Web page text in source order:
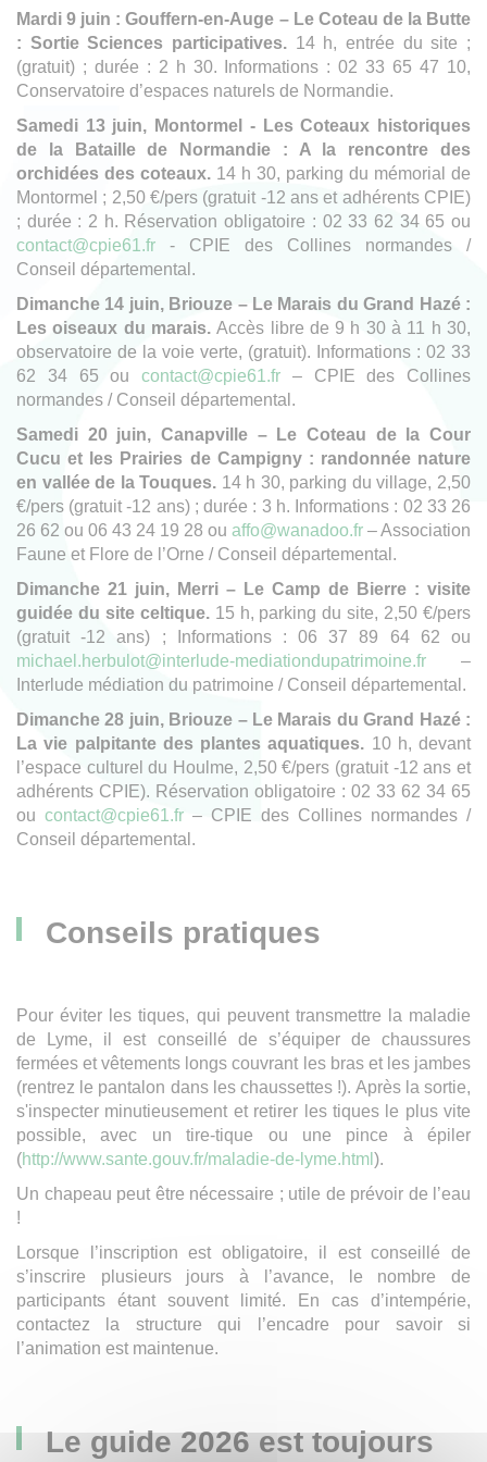
Mardi 9 juin : Gouffern-en-Auge – Le Coteau de la Butte
: Sortie Sciences participatives. 14 h, entrée du site ;
(gratuit) ; durée : 2 h 30. Informations : 02 33 65 47 10,
Conservatoire d’espaces naturels de Normandie.
Samedi 13 juin, Montormel - Les Coteaux historiques
de la Bataille de Normandie : A la rencontre des
orchidées des coteaux. 14 h 30, parking du mémorial de
Montormel ; 2,50 €/pers (gratuit -12 ans et adhérents CPIE)
; durée : 2 h. Réservation obligatoire : 02 33 62 34 65 ou
contact@cpie61.fr - CPIE des Collines normandes /
Conseil départemental.
Dimanche 14 juin, Briouze – Le Marais du Grand Hazé :
Les oiseaux du marais.Accès libre de 9 h 30 à 11 h 30,
observatoire de la voie verte, (gratuit). Informations : 02 33
62 34 65 ou contact@cpie61.fr – CPIE des Collines
normandes / Conseil départemental.
Samedi 20 juin, Canapville – Le Coteau de la Cour
Cucu et les Prairies de Campigny : randonnée nature
en vallée de la Touques. 14 h 30, parking du village, 2,50
€/pers (gratuit -12 ans) ; durée : 3 h. Informations : 02 33 26
26 62 ou 06 43 24 19 28 ou affo@wanadoo.fr – Association
Faune et Flore de l’Orne / Conseil départemental.
Dimanche 21 juin, Merri – Le Camp de Bierre : visite
guidée du site celtique.15 h, parking du site, 2,50 €/pers
(gratuit -12 ans) ; Informations : 06 37 89 64 62 ou
michael.herbulot@interlude-mediationdupatrimoine.fr –
Interlude médiation du patrimoine / Conseil départemental.
Dimanche 28 juin, Briouze – Le Marais du Grand Hazé :
La vie palpitante des plantes aquatiques. 10 h, devant
l’espace culturel du Houlme, 2,50 €/pers (gratuit -12 ans et
adhérents CPIE). Réservation obligatoire : 02 33 62 34 65
ou contact@cpie61.fr – CPIE des Collines normandes /
Conseil départemental.
Conseils pratiques
Pour éviter les tiques, qui peuvent transmettre la maladie
de Lyme, il est conseillé de s’équiper de chaussures
fermées et vêtements longs couvrant les bras et les jambes
(rentrez le pantalon dans les chaussettes !). Après la sortie,
s'inspecter minutieusement et retirer les tiques le plus vite
possible, avec un tire-tique ou une pince à épiler
(http://www.sante.gouv.fr/maladie-de-lyme.html ).
Un chapeau peut être nécessaire ; utile de prévoir de l’eau
!
Lorsque l’inscription est obligatoire, il est conseillé de
s’inscrire plusieurs jours à l’avance, le nombre de
participants étant souvent limité. En cas d’intempérie,
contactez la structure qui l’encadre pour savoir si
l’animation est maintenue.
Le guide 2026 est toujours